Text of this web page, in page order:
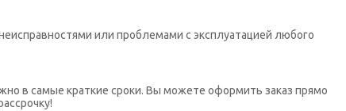
или проблемами с эксплуатацией любого
в самые краткие сроки. Вы можете оформить заказ прямо